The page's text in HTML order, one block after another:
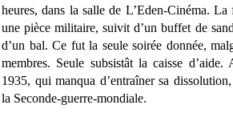
heures, dans la salle de L’Eden-Cinéma.
une pièce militaire, suivit d’un buffet de
d’un bal. Ce fut la seule soirée donnée,
membres. Seule subsistât la caisse
1935, qui manqua d’entraîner sa
la Seconde-guerre-mondiale.